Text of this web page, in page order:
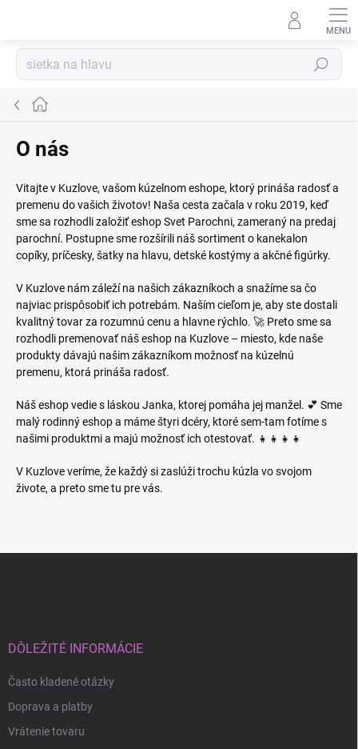
Hľadať
Domov
O nás
Vitajte v Kuzlove, vašom kúzelnom eshope, ktorý prináša radosť a
premenu do vašich životov! Naša cesta začala v roku 2019, keď
sme sa rozhodli založiť eshop Svet Parochni, zameraný na predaj
parochní. Postupne sme rozšírili náš sortiment o kanekalon
copíky, príčesky, šatky na hlavu, detské kostýmy a akčné figúrky.
V Kuzlove nám záleží na našich zákazníkoch a snažíme sa čo
najviac prispôsobiť ich potrebám. Naším cieľom je, aby ste dostali
kvalitný tovar za rozumnú cenu a hlavne rýchlo. 🚀 Preto sme sa
rozhodli premenovať náš eshop na Kuzlove – miesto, kde naše
produkty dávajú našim zákazníkom možnosť na kúzelnú
premenu, ktorá prináša radosť.
Náš eshop vedie s láskou Janka, ktorej pomáha jej manžel. 💕 Sme
malý rodinný eshop a máme štyri dcéry, ktoré sem-tam fotíme s
našimi produktmi a majú možnosť ich otestovať. 👧👧👧👧
V Kuzlove veríme, že každý si zaslúži trochu kúzla vo svojom
živote, a preto sme tu pre vás.
DÔLEŽITÉ INFORMÁCIE
Často kladené otázky
Doprava a platby
Vrátenie tovaru